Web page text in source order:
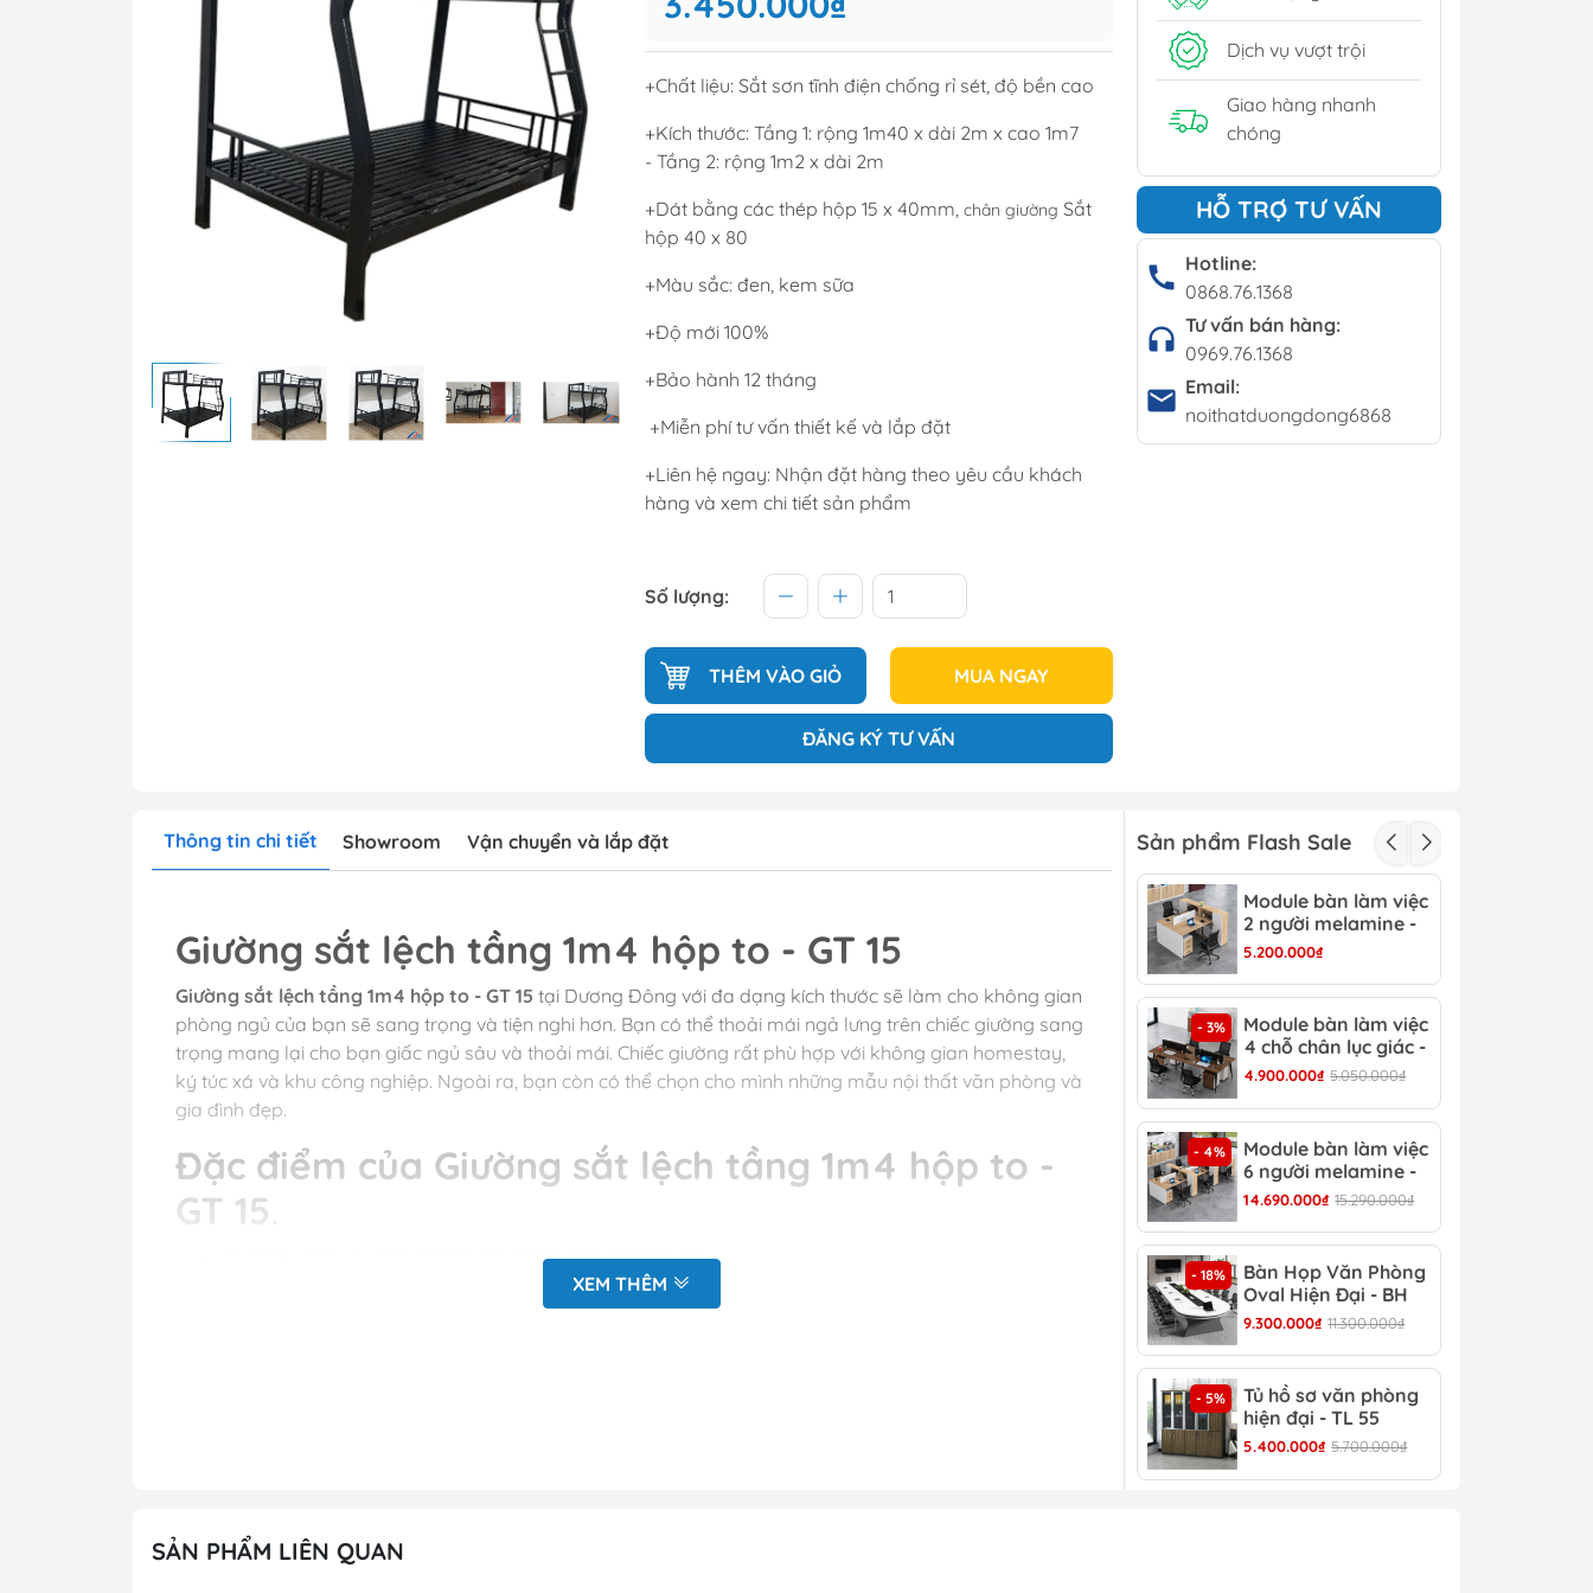
Bàn training
Ghế training
Sofa văng
Sofa bộ
Bàn trà
Bộ bàn ghế cafe
Bàn cafe
Ghế cafe
Ghế bar
+Chất liệu: Sắt sơn tĩnh điện chống rỉ sét, độ bền cao
+Kích thước: Tầng 1: rộng 1m40 x dài 2m x cao 1m7
- Tầng 2: rộng 1m2 x dài 2m
+Dát bằng các thép hộp 15 x 40mm, chân giường Sắt
hộp 40 x 80
+Màu sắc: đen, kem sữa
+Độ mới 100%
+Bảo hành 12 tháng
+Miễn phí tư vấn thiết kế và lắp đặt
+Liên hệ ngay: Nhận đặt hàng theo yêu cầu khách
hàng và xem chi tiết sản phẩm
Số lượng:
THÊM VÀO GIỎ MUA NGAY
ĐĂNG KÝ TƯ VẤN
Dịch vụ vượt trội
Giao hàng nhanh
chóng
HỖ TRỢ TƯ VẤN
Hotline:
0868.76.1368
Tư vấn bán hàng:
0969.76.1368
Email:
noithatduongdong6868
Thông tin chi tiết Showroom Vận chuyển và lắp đặt
Giường sắt lệch tầng 1m4 hộp to - GT 15
Giường sắt lệch tầng 1m4 hộp to - GT 15 tại Dương Đông với đa dạng kích thước sẽ làm cho không gian
phòng ngủ của bạn sẽ sang trọng và tiện nghi hơn. Bạn có thể thoải mái ngả lưng trên chiếc giường sang
trọng mang lại cho bạn giấc ngủ sâu và thoải mái. Chiếc giường rất phù hợp với không gian homestay,
ký túc xá và khu công nghiệp. Ngoài ra, bạn còn có thể chọn cho mình những mẫu nội thất văn phòng và
gia đình đẹp.
Đặc điểm của Giường sắt lệch tầng 1m4 hộp to -
GT 15
Chất liệu chủ yếu của giường sắt 2 tầng làm từ 100% sắt
Kích thước: Tầng 1: rộng 1m40 x dài 2m x cao 1m7; Tầng 2: rộng 1m2 x dài 2m (cả phủ bì)
Màu sắc: Kem sữa, đen hoặc khách hàng liên hệ để chọn màu khác
Liên Hệ Ngay: Nhận tư vấn sản phẩm theo nhu cầu của khách hàng và xem chi tiết sản phẩm
XEM THÊM
Sản phẩm Flash Sale
Module bàn làm việc
2 người melamine -
CB 15
5.200.000₫
- 3%
Module bàn làm việc
4 chỗ chân lục giác -
CB 17
4.900.000₫ 5.050.000₫
- 4%
Module bàn làm việc
6 người melamine -
CB 20
14.690.000₫ 15.290.000₫
- 18%
Bàn Họp Văn Phòng
Oval Hiện Đại - BH
44
9.300.000₫ 11.300.000₫
- 5%
Tủ hồ sơ văn phòng
hiện đại - TL 55
5.400.000₫ 5.700.000₫
SẢN PHẨM LIÊN QUAN